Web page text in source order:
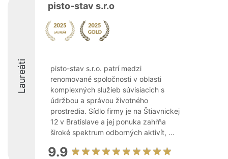
Laureáti
pisto-stav s.r.o
pisto-stav s.r.o. patrí medzi
renomované spoločnosti v oblasti
komplexných služieb súvisiacich s
údržbou a správou životného
prostredia. Sídlo firmy je na Štiavnickej
12 v Bratislave a jej ponuka zahŕňa
široké spektrum odborných aktivít, ...
9.9